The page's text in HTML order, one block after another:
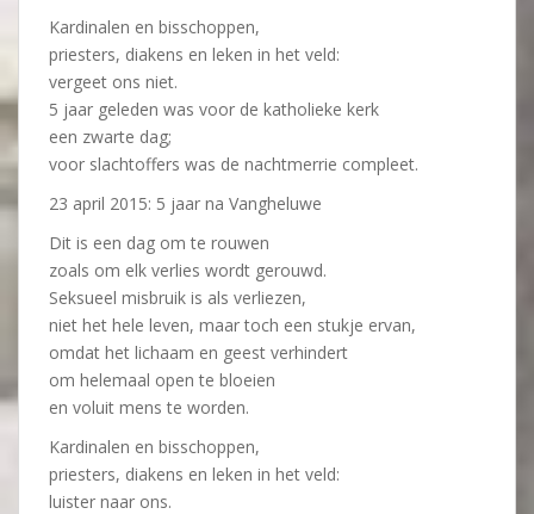
Kardinalen en bisschoppen,
priesters, diakens en leken in het veld:
vergeet ons niet.
5 jaar geleden was voor de katholieke kerk
een zwarte dag;
voor slachtoffers was de nachtmerrie compleet.
23 april 2015: 5 jaar na Vangheluwe
Dit is een dag om te rouwen
zoals om elk verlies wordt gerouwd.
Seksueel misbruik is als verliezen,
niet het hele leven, maar toch een stukje ervan,
omdat het lichaam en geest verhindert
om helemaal open te bloeien
en voluit mens te worden.
Kardinalen en bisschoppen,
priesters, diakens en leken in het veld:
luister naar ons.